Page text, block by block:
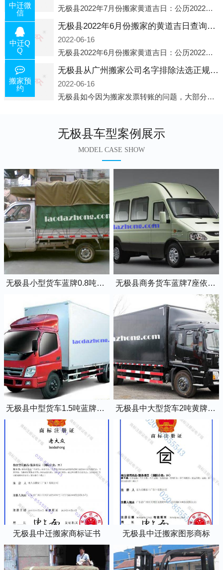
无极县2022年7月份搬家黄道吉日：公历2022年7月6日 农历六月初八 星期三 冲虎(甲寅)公历2022年7月12日 农历六月十四 星期二 冲猴(庚申)公历2022年7月13日 农历六月十五 星期三 冲鸡
无极县2022年6月份搬家的黄道吉日查询大全一览表哪天适合搬家好日子
2022-06-16
无极县2022年6月份搬家黄道吉日：公历2022年6月1日 农历五月初三 星期三 冲兔(己卯)公历2022年6月4日 农历五月初六 星期六 冲马(壬午)公历2022年6月8日 农历五月初十 星期三 冲狗(丙
无极县从广州搬家公司名字排除法选正规公司
2022-06-16
无极县如今因为搬家发票转账的问题，大部分搬家公司都已经注册了营业执照，早5年前基本上所谓的搬家公司都是无注册状态也就是无照营业，由于企业注册量大增所以各种企业信息展示平台如雨后春笋般遍地开花，如：天眼查，企
无极县车型案例展示
MODEL CASE SHOW
无极县小型货车蓝牌0.8吨小卡车 无极县商务货车蓝牌7座依维柯全顺车
无极县中型货车1.5吨蓝牌4米2厢式货车 无极县中大型货车2吨黄牌5米2厢式货车
无极县中迁搬家商标证书 无极县中迁搬家图形商标
中迁微
信
中迁Q
Q
搬家预
约